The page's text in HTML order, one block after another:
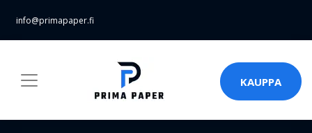
info@primapaper.fi
KAUPPA